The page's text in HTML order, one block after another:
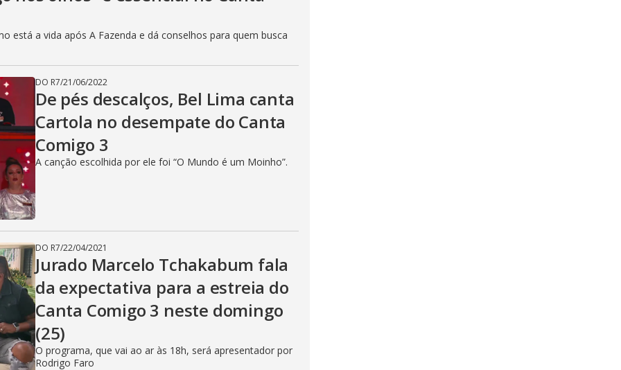
i
d
e
o
está a vida após A Fazenda e dá conselhos para quem busca
DO R7/21/06/2022
De pés descalços, Bel Lima canta
Cartola no desempate do Canta
Comigo 3
A canção escolhida por ele foi “O Mundo é um Moinho”.
DO R7/22/04/2021
Jurado Marcelo Tchakabum fala
da expectativa para a estreia do
Canta Comigo 3 neste domingo
(25)
O programa, que vai ao ar às 18h, será apresentador por
Rodrigo Faro